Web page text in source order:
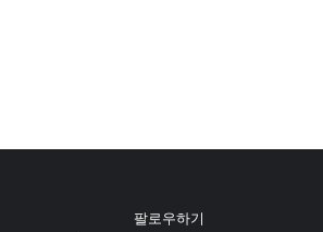
팔로우하기